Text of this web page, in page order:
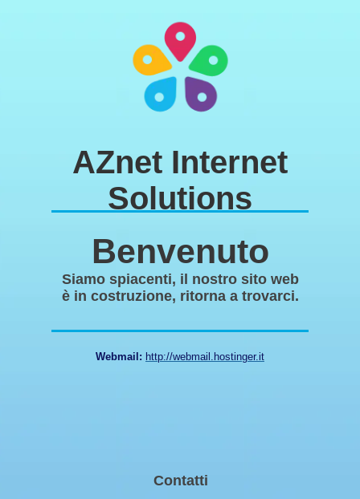
AZnet Internet
Solutions
Benvenuto
Siamo spiacenti, il nostro sito web
è in costruzione, ritorna a trovarci.
Webmail: http://webmail.hostinger.it
Contatti